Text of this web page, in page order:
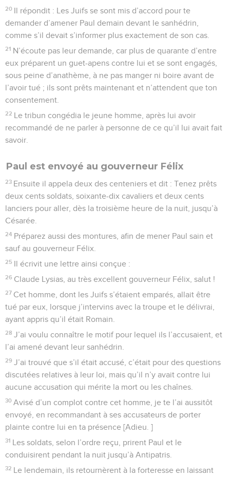
20 Il répondit : Les Juifs se sont mis d’accord pour te
demander d’amener Paul demain devant le sanhédrin,
comme s’il devait s’informer plus exactement de son cas.
21 N’écoute pas leur demande, car plus de quarante d’entre
eux préparent un guet-apens contre lui et se sont engagés,
sous peine d’anathème, à ne pas manger ni boire avant de
l’avoir tué ; ils sont prêts maintenant et n’attendent que ton
consentement.
22 Le tribun congédia le jeune homme, après lui avoir
recommandé de ne parler à personne de ce qu’il lui avait fait
savoir.
Paul est envoyé au gouverneur Félix
23 Ensuite il appela deux des centeniers et dit : Tenez prêts
deux cents soldats, soixante-dix cavaliers et deux cents
lanciers pour aller, dès la troisième heure de la nuit, jusqu’à
Césarée.
24 Préparez aussi des montures, afin de mener Paul sain et
sauf au gouverneur Félix.
25 Il écrivit une lettre ainsi conçue :
26 Claude Lysias, au très excellent gouverneur Félix, salut !
27 Cet homme, dont les Juifs s’étaient emparés, allait être
tué par eux, lorsque j’intervins avec la troupe et le délivrai,
ayant appris qu’il était Romain.
28 J’ai voulu connaître le motif pour lequel ils l’accusaient, et
l’ai amené devant leur sanhédrin.
29 J’ai trouvé que s’il était accusé, c’était pour des questions
discutées relatives à leur loi, mais qu’il n’y avait contre lui
aucune accusation qui mérite la mort ou les chaînes.
30 Avisé d’un complot contre cet homme, je te l’ai aussitôt
envoyé, en recommandant à ses accusateurs de porter
plainte contre lui en ta présence [Adieu. ]
31 Les soldats, selon l’ordre reçu, prirent Paul et le
conduisirent pendant la nuit jusqu’à Antipatris.
32 Le lendemain, ils retournèrent à la forteresse en laissant